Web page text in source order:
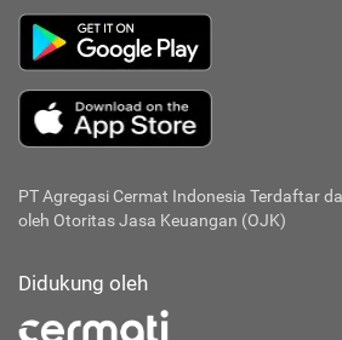
PT Agregasi Cermat Indonesia Terdaftar
oleh Otoritas Jasa Keuangan (OJK)
Didukung oleh